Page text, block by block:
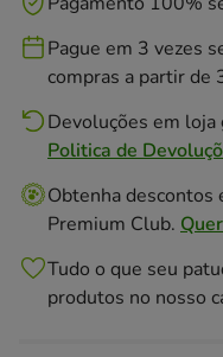
Pague em 3 vezes
compras a partir de
Devoluções em
Politica de
Obtenha descontos
Premium Club.
Tudo o que seu
produtos no nosso